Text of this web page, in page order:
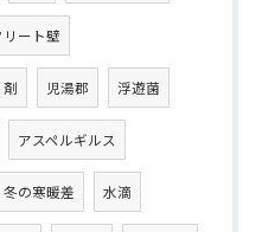
リート壁
児湯郡 浮遊菌
アスペルギルス
冬の寒暖差 水滴